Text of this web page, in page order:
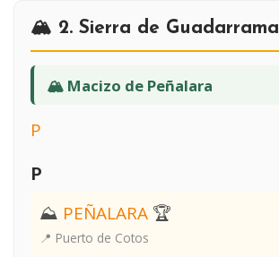
🏔️ 2. Sierra de Guadarrama
🏔️ Macizo de Peñalara
P
P
⛰ PEÑALARA 🏆
📍 Puerto de Cotos